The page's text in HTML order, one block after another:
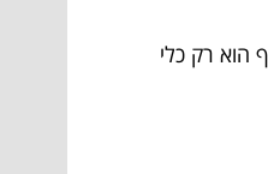
הוא רק כלי